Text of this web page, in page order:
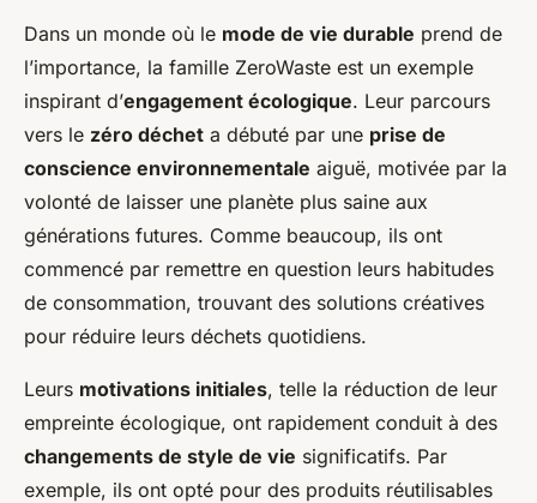
Dans un monde où le mode de vie durable prend de
l’importance, la famille ZeroWaste est un exemple
inspirant d’engagement écologique. Leur parcours
vers le zéro déchet a débuté par une prise de
conscience environnementale aiguë, motivée par la
volonté de laisser une planète plus saine aux
générations futures. Comme beaucoup, ils ont
commencé par remettre en question leurs habitudes
de consommation, trouvant des solutions créatives
pour réduire leurs déchets quotidiens.
Leurs motivations initiales, telle la réduction de leur
empreinte écologique, ont rapidement conduit à des
changements de style de vie significatifs. Par
exemple, ils ont opté pour des produits réutilisables